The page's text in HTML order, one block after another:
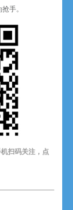
手。
扫码关注，点